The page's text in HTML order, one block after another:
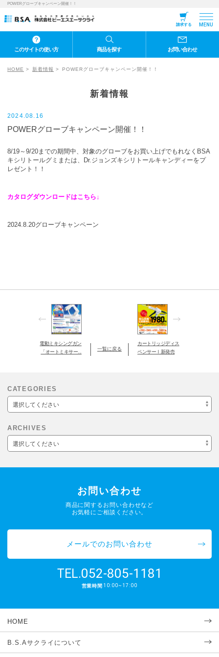
POWERグローブキャンペーン開催！！
請求する MENU
このサイトの使い方 商品を探す お問い合わせ
HOME 新着情報 POWERグローブキャンペーン開催！！
新着情報
2024.08.16
POWERグローブキャンペーン開催！！
8/19～9/20までの期間中、対象のグローブをお買い上げでもれなくBSA
キシリトールグミまたは、Dr.ジョンズキシリトールキャンディーをプ
レゼント！！
カタログダウンロードはこちら↓
2024.8.20グローブキャンペーン
電動ミキシングガン
「オートミキサー...
一覧に戻る
カートリッジディス
ペンサーⅠ新発売
CATEGORIES
選択してください
ARCHIVES
選択してください
お問い合わせ
商品に関するお問い合わせなど
お気軽にご相談ください。
メールでのお問い合わせ
TEL.052-805-1181
営業時間 10:00~17:00
HOME
B.S.Aサクライについて